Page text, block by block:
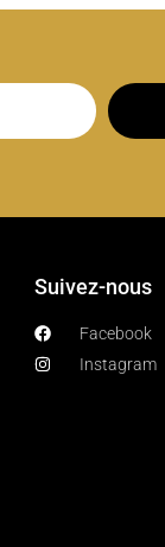
Suivez-nous
Facebook
Instagram